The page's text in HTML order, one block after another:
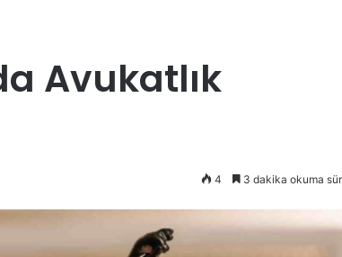
Avukatlık
4 3 dakika okuma